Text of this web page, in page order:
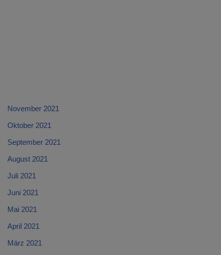
November 2021
Oktober 2021
September 2021
August 2021
Juli 2021
Juni 2021
Mai 2021
April 2021
März 2021